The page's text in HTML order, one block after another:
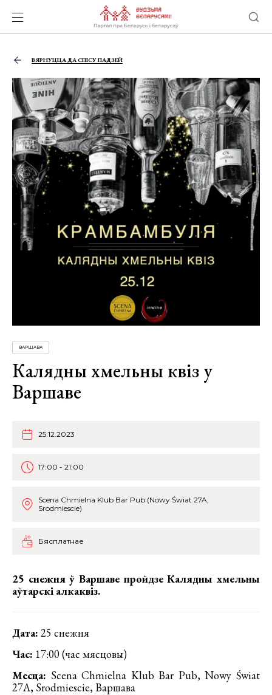
ВЯРНУЦЦА ДА СПІСУ ПАДЗЕЙ
ВАРШАВА
Калядны хмельны квіз у
Варшаве
25.12.2023
17:00 - 21:00
Scena Chmielna Klub Bar Pub (Nowy Świat 27A,
Srodmiescie)
Бясплатнае
25 снежня ў Варшаве пройдзе Калядны хмельны
аўтарскі алкаквіз.
Дата: 25 снежня
Час: 17:00 (час мясцовы)
Месца: Scena Chmielna Klub Bar Pub, Nowy Świat
27A, Srodmiescie, Варшава